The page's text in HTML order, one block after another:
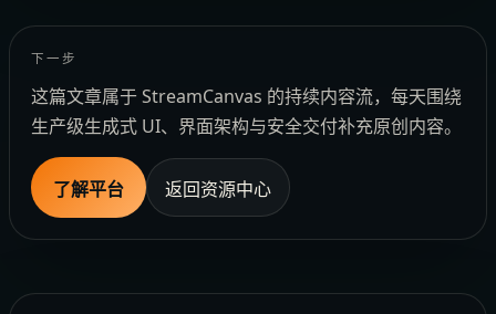
下一步
这篇文章属于 StreamCanvas 的持续内容流，每天围绕
生产级生成式 UI、界面架构与安全交付补充原创内容。
了解平台 返回资源中心